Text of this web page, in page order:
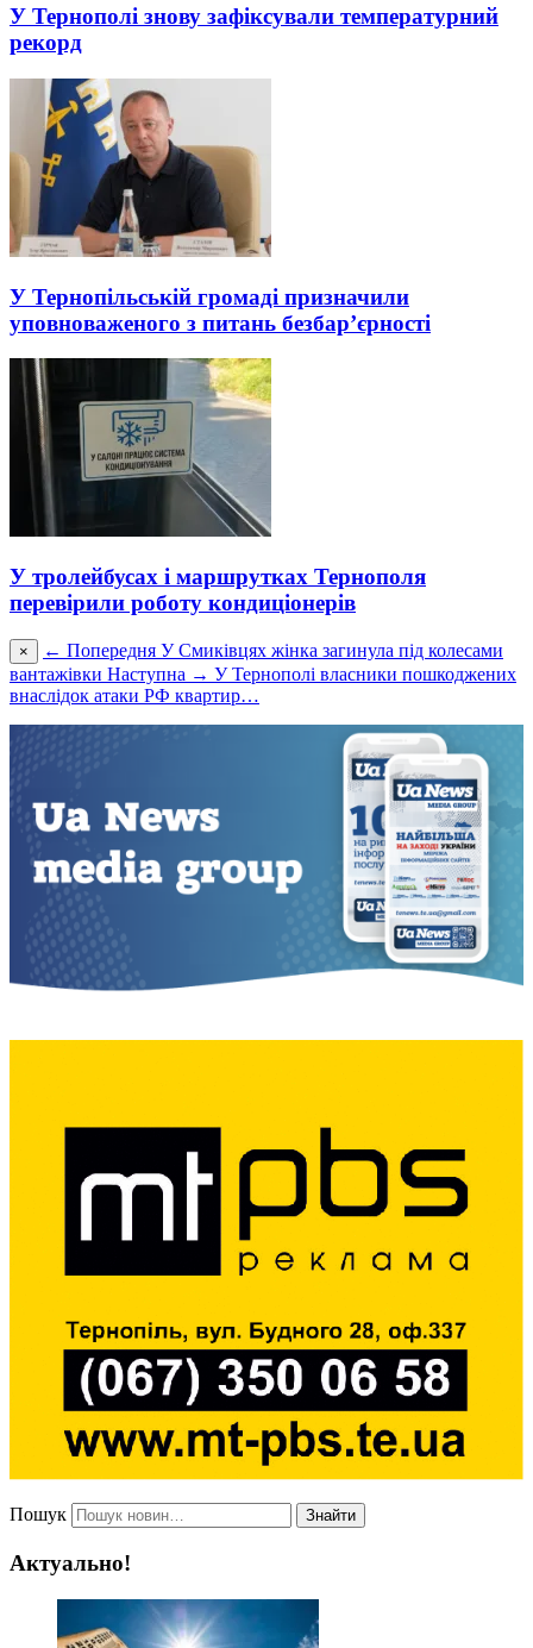
У Тернополі знову зафіксували температурний
рекорд
У Тернопільській громаді призначили
уповноваженого з питань безбар’єрності
У тролейбусах і маршрутках Тернополя
перевірили роботу кондиціонерів
× ← Попередня У Смиківцях жінка загинула під колесами
вантажівки Наступна → У Тернополі власники пошкоджених
внаслідок атаки РФ квартир…
Пошук Знайти
Актуально!